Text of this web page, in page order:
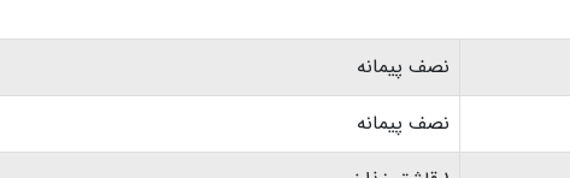
نصف پیمانه
نصف پیمانه